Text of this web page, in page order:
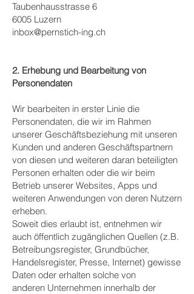
Taubenhausstrasse 6
6005 Luzern
inbox@pernstich-ing.ch
2. Erhebung und Bearbeitung von
Personendaten
Wir bearbeiten in erster Linie die
Personendaten, die wir im Rahmen
unserer Geschäftsbeziehung mit unseren
Kunden und anderen Geschäftspartnern
von diesen und weiteren daran beteiligten
Personen erhalten oder die wir beim
Betrieb unserer Websites, Apps und
weiteren Anwendungen von deren Nutzern
erheben.
Soweit dies erlaubt ist, entnehmen wir
auch öffentlich zugänglichen Quellen (z.B.
Betreibungsregister, Grundbücher,
Handelsregister, Presse, Internet) gewisse
Daten oder erhalten solche von
anderen Unternehmen innerhalb der